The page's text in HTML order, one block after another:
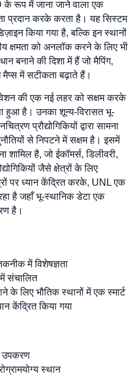
रूप में जाना जाने वाला एक
प्रदान करके करता है। यह सिस्टम
किया गया है, बल्कि इन स्थानों
क्षमता को अनलॉक करने के लिए भी
बनाने की दिशा में हैं जो मैपिंग,
में सटीकता बढ़ाते हैं।
की एक नई लहर को सक्षम करके
हुआ है। उनका शून्य-विरासत भू-
प्रौद्योगिकियों द्वारा सामना
से निपटने में सक्षम है। इसमें
है, जो ईकॉमर्स, डिलीवरी,
जैसे क्षेत्रों के लिए
पर ध्यान केंद्रित करके, UNL एक
है जहाँ भू-स्थानिक डेटा एक
है।
में विशेषज्ञता
में संचालित
के लिए भौतिक स्थानों में एक स्मार्ट
केंद्रित किया गया
उपकरण
स्थान